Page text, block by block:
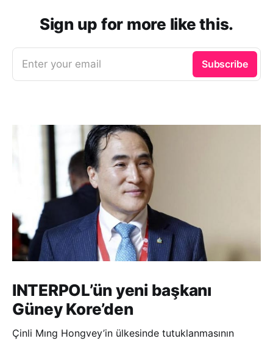
Sign up for more like this.
Enter your email Subscribe
INTERPOL’ün yeni başkanı
Güney Kore’den
Çinli Mıng Hongvey’in ülkesinde tutuklanmasının